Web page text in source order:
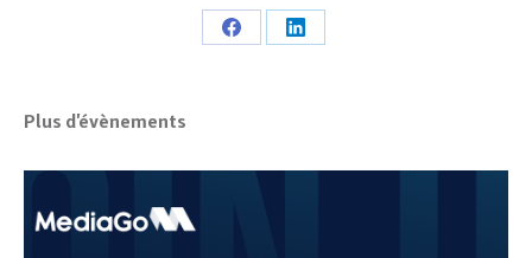
Share
Share
Plus d'évènements